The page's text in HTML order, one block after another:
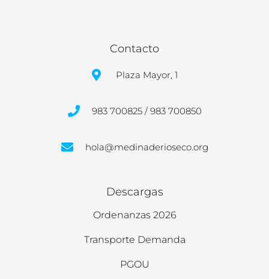
Contacto
Plaza Mayor, 1
983 700825 / 983 700850
hola@medinaderioseco.org
Descargas
Ordenanzas 2026
Transporte Demanda
PGOU